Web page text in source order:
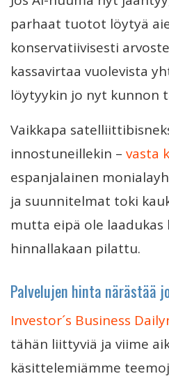
parhaat tuotot löytyä
konservatiivisesti
kassavirtaa vuolevista
löytyykin jo nyt kunnon
Vaikkapa
innostuneillekin – vasta
espanjalainen
ja suunnitelmat toki
mutta eipä ole laadukas
hinnallakaan pilattu.
Palvelujen hinta närästää
Investor´s Business
tähän liittyviä ja viime
käsittelemiämme